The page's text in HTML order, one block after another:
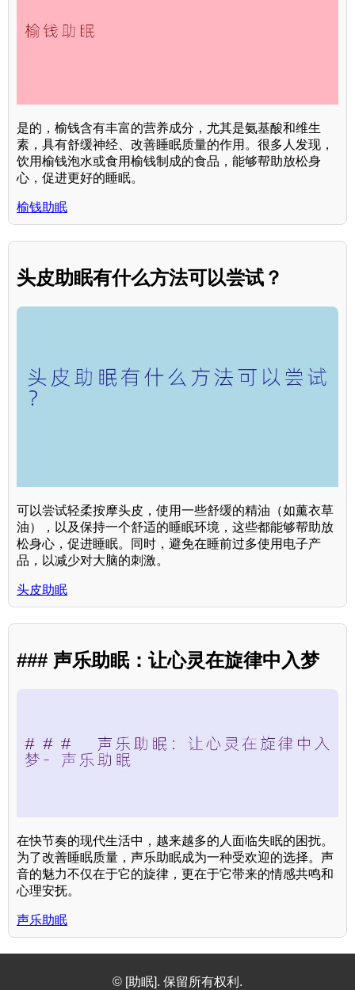
是的，榆钱含有丰富的营养成分，尤其是氨基酸和维生
素，具有舒缓神经、改善睡眠质量的作用。很多人发现，
饮用榆钱泡水或食用榆钱制成的食品，能够帮助放松身
心，促进更好的睡眠。
榆钱助眠
头皮助眠有什么方法可以尝试？
可以尝试轻柔按摩头皮，使用一些舒缓的精油（如薰衣草
油），以及保持一个舒适的睡眠环境，这些都能够帮助放
松身心，促进睡眠。同时，避免在睡前过多使用电子产
品，以减少对大脑的刺激。
头皮助眠
### 声乐助眠：让心灵在旋律中入梦
在快节奏的现代生活中，越来越多的人面临失眠的困扰。
为了改善睡眠质量，声乐助眠成为一种受欢迎的选择。声
音的魅力不仅在于它的旋律，更在于它带来的情感共鸣和
心理安抚。
声乐助眠
© [助眠]. 保留所有权利.